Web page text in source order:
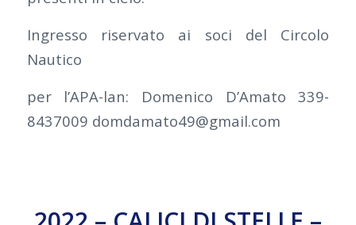
Ingresso riservato ai soci del Circolo
Nautico
per l’APA-lan: Domenico D’Amato 339-
8437009 domdamato49@gmail.com